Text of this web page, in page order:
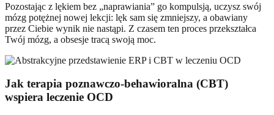
Pozostając z lękiem bez „naprawiania” go kompulsją, uczysz swój
mózg potężnej nowej lekcji: lęk sam się zmniejszy, a obawiany
przez Ciebie wynik nie nastąpi. Z czasem ten proces przekształca
Twój mózg, a obsesje tracą swoją moc.
Jak terapia poznawczo-behawioralna (CBT)
wspiera leczenie OCD